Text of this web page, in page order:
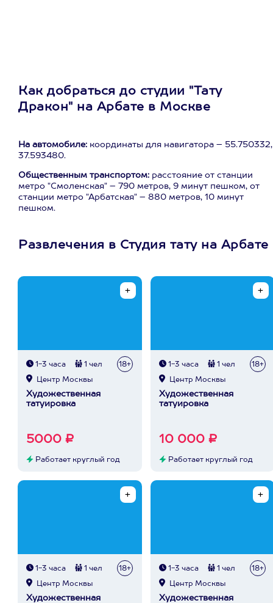
Как добраться до студии "Тату
Дракон" на Арбате в Москве
На автомобиле: координаты для навигатора – 55.750332,
37.593480.
Общественным транспортом: расстояние от станции
метро "Смоленская" – 790 метров, 9 минут пешком, от
станции метро "Арбатская" – 880 метров, 10 минут
пешком.
Развлечения в Студия тату на Арбате
1-3 часа 1 чел 18+
Центр Москвы
Художественная
татуировка
5000 ₽
Работает круглый год
1-3 часа 1 чел 18+
Центр Москвы
Художественная
татуировка
10 000 ₽
Работает круглый год
1-3 часа 1 чел 18+
Центр Москвы
Художественная
1-3 часа 1 чел 18+
Центр Москвы
Художественная